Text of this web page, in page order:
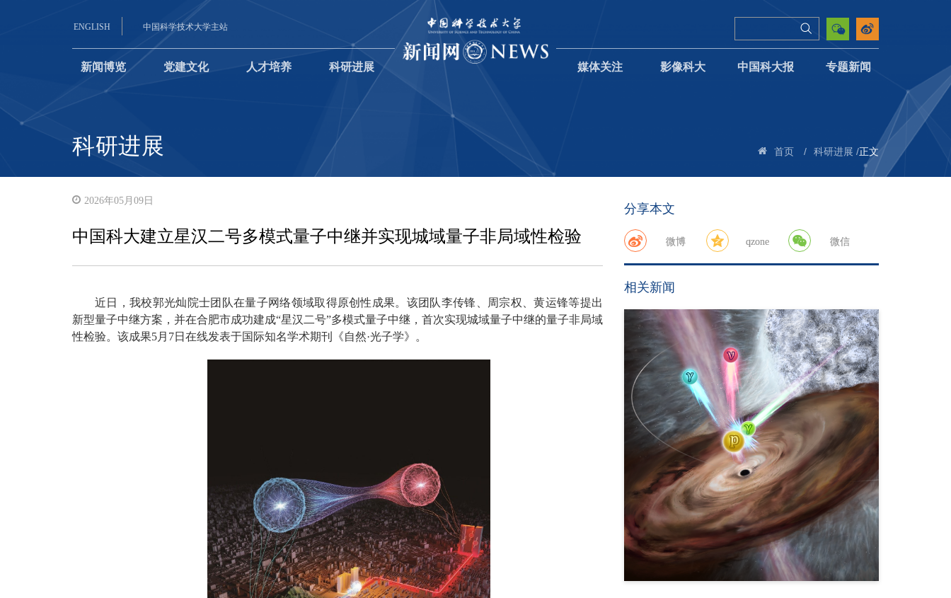
ENGLISH 中国科学技术大学主站
新闻博览 党建文化 人才培养 科研进展 媒体关注 影像科大 中国科大报 专题新闻
科研进展 首页 / 科研进展 /正文
2026年05月09日
中国科大建立星汉二号多模式量子中继并实现城域量子非局域性检验
近日，我校郭光灿院士团队在量子网络领域取得原创性成果。该团队李传锋、周宗权、黄运锋等提出
新型量子中继方案，并在合肥市成功建成“星汉二号”多模式量子中继，首次实现城域量子中继的量子非局域
性检验。该成果5月7日在线发表于国际知名学术期刊《自然·光子学》。
分享本文
微博 qzone 微信
相关新闻